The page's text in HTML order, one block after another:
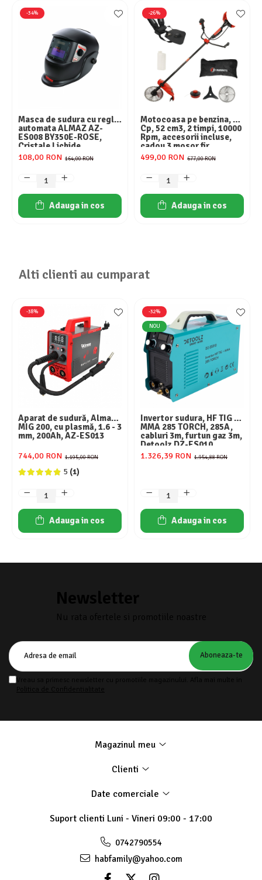
-34%
Masca de sudura cu reglaj
automata ALMAZ AZ-
ES008 BY350E-ROSE,
Cristale Lichide
164,00 RON
108,00 RON
Adauga in cos
-26%
Motocoasa pe benzina, 6
Cp, 52 cm3, 2 timpi, 10000
Rpm, accesorii incluse,
cadou 3 mosor fir,
YAMAMOTO 677,00 RON
499,00 RON
Adauga in cos
Alti clienti au cumparat
-38%
Aparat de sudură, Almaz
MIG 200, cu plasmă, 1.6 - 3
mm, 200Ah, AZ-ES013
1.195,00 RON
744,00 RON
5 (1)
Adauga in cos
-32%
NOU
Invertor sudura, HF TIG +
MMA 285 TORCH, 285A,
cabluri 3m, furtun gaz 3m,
Detoolz DZ-ES010
1.954,88 RON
1.326,39 RON
Adauga in cos
Newsletter
Nu rata ofertele si promotiile noastre
Vreau sa primesc newsletter cu promotiile magazinului. Afla mai multe in
Politica de Confidentialitate
Magazinul meu
Clienti
Date comerciale
Suport clienti Luni - Vineri 09:00 - 17:00
0742790554
habfamily@yahoo.com